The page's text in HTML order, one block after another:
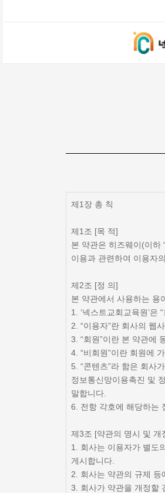
제1장 총 칙
제1조 [목 적]
본 약관은 히즈웨이(이하
이용과 관련하여 이용자
제2조 [정 의]
본 약관에서 사용하는 용
1. ‘넥스트교회교육원’
2. “이용자”란 회사의 웹
3. “회원”이란 본 약관에
4. “비회원”이란 회원에
5. “콘텐츠”라 함은 회사
정보통신망이용촉진 및
말합니다.
6. 전항 각호에 해당하는
제3조 [약관의 명시 및 개
1. 회사는 이용자가 별도
게시합니다.
2. 회사는 약관의 규제
3. 회사가 약관을 개정할